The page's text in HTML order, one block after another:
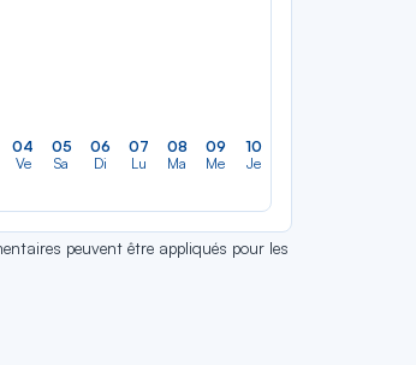
04
Ve
05
Sa
06
Di
07
Lu
08
Ma
09
Me
10
Je
peuvent être appliqués pour les